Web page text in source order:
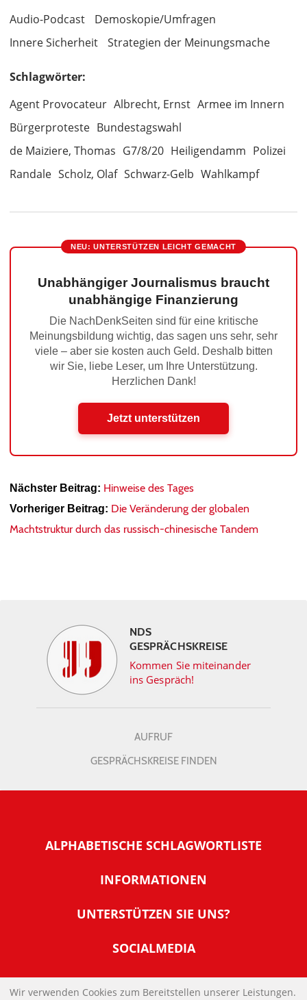
Audio-Podcast
Demoskopie/Umfragen
Innere Sicherheit
Strategien der Meinungsmache
Schlagwörter:
Agent Provocateur Albrecht, Ernst Armee im Innern
Bürgerproteste Bundestagswahl
de Maiziere, Thomas G7/8/20 Heiligendamm Polizei
Randale Scholz, Olaf Schwarz-Gelb Wahlkampf
NEU: UNTERSTÜTZEN LEICHT GEMACHT
Unabhängiger Journalismus braucht
unabhängige Finanzierung
Die NachDenkSeiten sind für eine kritische
Meinungsbildung wichtig, das sagen uns sehr, sehr
viele – aber sie kosten auch Geld. Deshalb bitten
wir Sie, liebe Leser, um Ihre Unterstützung.
Herzlichen Dank!
Jetzt unterstützen
Nächster Beitrag: Hinweise des Tages
Vorheriger Beitrag: Die Veränderung der globalen
Machtstruktur durch das russisch-chinesische Tandem
NDS
GESPRÄCHSKREISE
Kommen Sie miteinander
ins Gespräch!
AUFRUF
GESPRÄCHSKREISE FINDEN
ALPHABETISCHE SCHLAGWORTLISTE
INFORMATIONEN
Warum NachDenkSeiten
Tipps zur Nutzung der NachDenkSeiten
Banner und E-Mail-Signaturen
UNTERSTÜTZEN SIE UNS?
Werden Sie Fördermitglied
SOCIALMEDIA
IMPRESSUM
Wir verwenden Cookies zum Bereitstellen unserer Leistungen.